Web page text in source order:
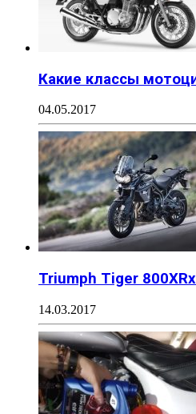
Какие классы
04.05.2017
Triumph Tiger
14.03.2017